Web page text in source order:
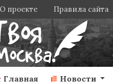
О проекте Правила сайта
Главная Новости